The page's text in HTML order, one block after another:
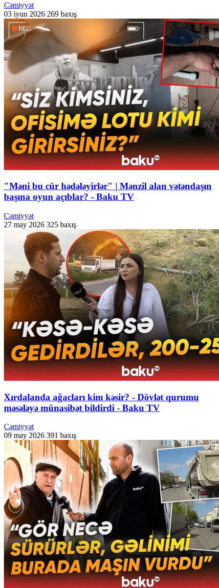
Cəmiyyət
03 iyun 2026 269 baxış
"Məni bu cür hədələyirlər" | Mənzil alan vətəndaşın
başına oyun açıblar? - Baku TV
Cəmiyyət
27 may 2026 325 baxış
Xırdalanda ağacları kim kəsir? - Dövlət qurumu
məsələyə münasibət bildirdi - Baku TV
Cəmiyyət
09 may 2026 391 baxış